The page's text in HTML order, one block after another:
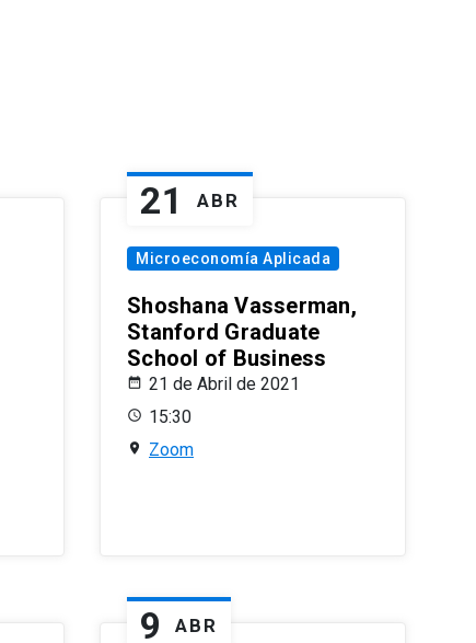
21 ABR
Microeconomía Aplicada
Shoshana Vasserman,
Stanford Graduate
School of Business
21 de Abril de 2021
15:30
Zoom
9 ABR